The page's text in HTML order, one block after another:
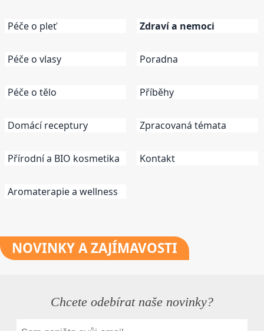
Péče o pleť
Péče o vlasy
Péče o tělo
Domácí receptury
Přírodní a BIO kosmetika
Aromaterapie a wellness
Zdraví a nemoci
Poradna
Příběhy
Zpracovaná témata
Kontakt
NOVINKYA ZAJÍMAVOSTI
Chcete odebírat naše novinky?